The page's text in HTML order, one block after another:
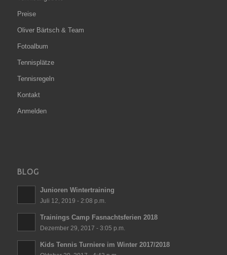
Preise
Oliver Bärtsch & Team
Fotoalbum
Tennisplätze
Tennisregeln
Kontakt
Anmelden
BLOG
Junioren Wintertraining
Juli 12, 2019 - 2:08 p.m.
Trainings Camp Fasnachtsferien 2018
Dezember 29, 2017 - 3:05 p.m.
Kids Tennis Turniere im Winter 2017/2018